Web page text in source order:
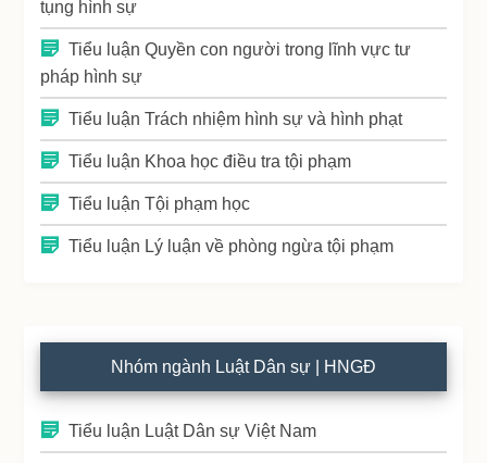
tụng hình sự
Tiểu luận Quyền con người trong lĩnh vực tư
pháp hình sự
Tiểu luận Trách nhiệm hình sự và hình phạt
Tiểu luận Khoa học điều tra tội phạm
Tiểu luận Tội phạm học
Tiểu luận Lý luận về phòng ngừa tội phạm
Nhóm ngành Luật Dân sự | HNGĐ
Tiểu luận Luật Dân sự Việt Nam